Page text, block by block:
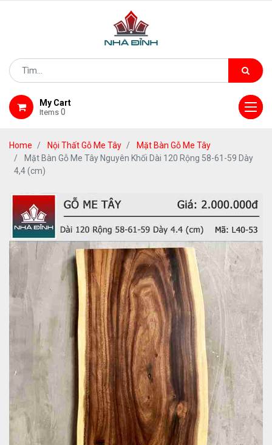
My Cart
Items 0
Home Nội Thất Gỗ Me Tây
Mặt Bàn Gỗ Me Tây
Mặt Bàn Gỗ Me Tây Nguyên Khối Dài 120 Rộng 58-61-59 Dày
4,4 (cm)